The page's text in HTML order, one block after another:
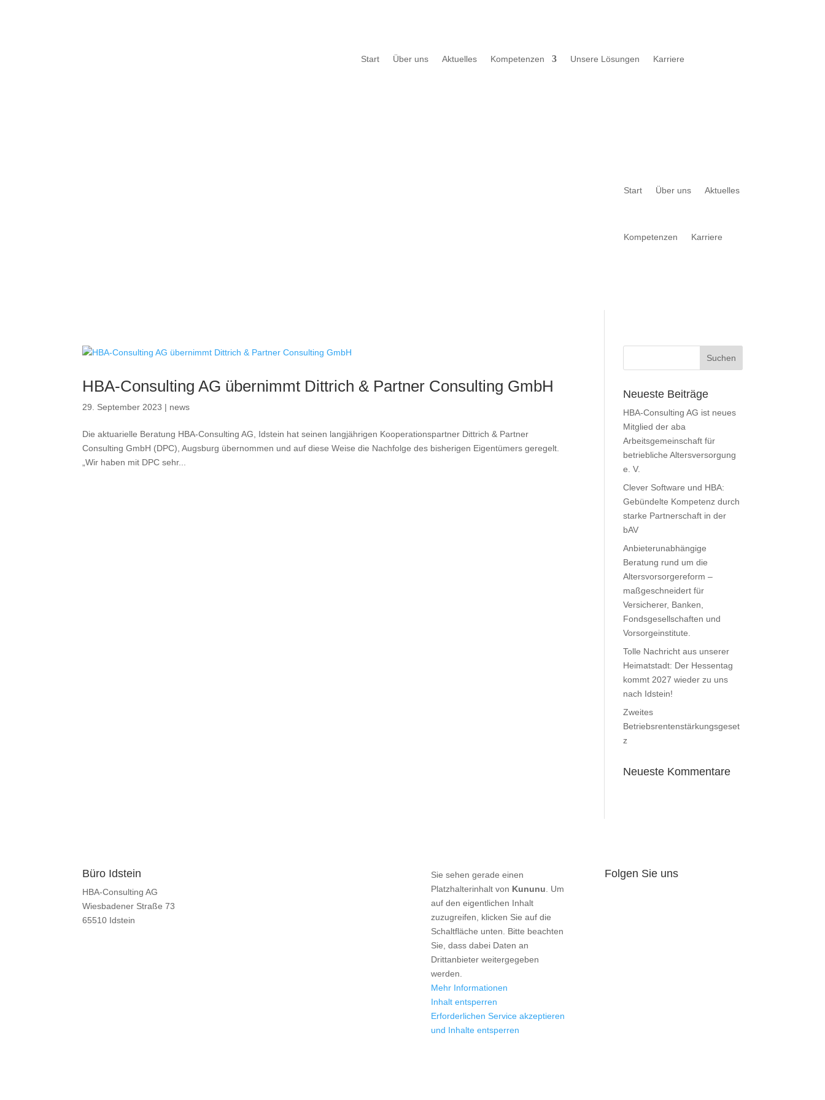
Start Über uns Aktuelles Kompetenzen Unsere Lösungen Karriere
Start Über uns Aktuelles
Kompetenzen Karriere
HBA-Consulting AG übernimmt Dittrich & Partner Consulting GmbH
29. September 2023 | news
Die aktuarielle Beratung HBA-Consulting AG, Idstein hat seinen langjährigen Kooperationspartner Dittrich & Partner
Consulting GmbH (DPC), Augsburg übernommen und auf diese Weise die Nachfolge des bisherigen Eigentümers geregelt.
„Wir haben mit DPC sehr...
Neueste Beiträge
HBA-Consulting AG ist neues
Mitglied der aba
Arbeitsgemeinschaft für
betriebliche Altersversorgung
e. V.
Clever Software und HBA:
Gebündelte Kompetenz durch
starke Partnerschaft in der
bAV
Anbieterunabhängige
Beratung rund um die
Altersvorsorgereform –
maßgeschneidert für
Versicherer, Banken,
Fondsgesellschaften und
Vorsorgeinstitute.
Tolle Nachricht aus unserer
Heimatstadt: Der Hessentag
kommt 2027 wieder zu uns
nach Idstein!
Zweites
Betriebsrentenstärkungsgeset
z
Neueste Kommentare
Büro Idstein
HBA-Consulting AG
Wiesbadener Straße 73
65510 Idstein
Sie sehen gerade einen
Platzhalterinhalt von Kununu . Um
auf den eigentlichen Inhalt
zuzugreifen, klicken Sie auf die
Schaltfläche unten. Bitte beachten
Sie, dass dabei Daten an
Drittanbieter weitergegeben
werden.
Mehr Informationen
Inhalt entsperren
Erforderlichen Service akzeptieren
und Inhalte entsperren
Folgen Sie uns